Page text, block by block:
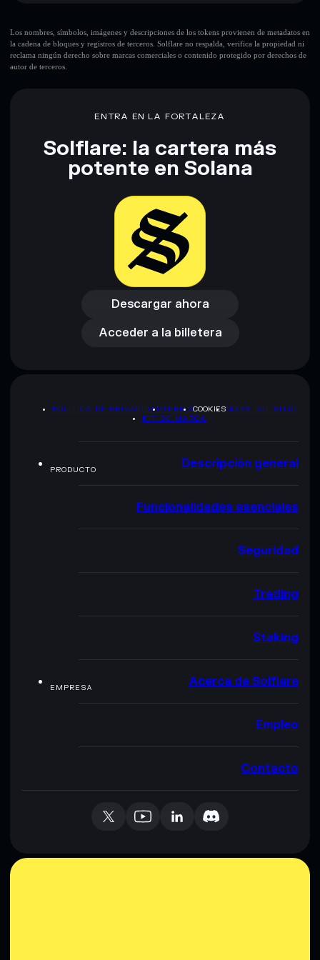
Descargo de responsabilidad: Esta información tiene
Los nombres, símbolos, imágenes y descripciones de los tokens provienen de metadatos en
la cadena de bloques y registros de terceros. Solflare no respalda, verifica la propiedad ni
reclama ningún derecho sobre marcas comerciales o contenido protegido por derechos de
autor de terceros.
ENTRA EN LA FORTALEZA
Solflare: la cartera más
potente en Solana
Descargar ahora
Descargar ahora
Acceder a la billetera
Acceder a la billetera
POLÍTICA DE PRIVACIDADTERMSCOOKIESMAPA DEL SITIO
KIT DE MARCA
PRODUCTO Descripción general
Funcionalidades esenciales
Seguridad
Trading
Staking
EMPRESA Acerca de Solflare
Empleo
Contacto